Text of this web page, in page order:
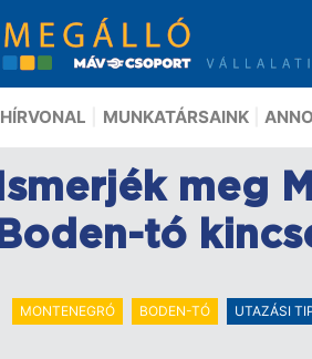
HÍRVONAL MUNKATÁRSAINK ANNO
Ismerjék meg
Boden-tó
MONTENEGRÓ BODEN-TÓ UTAZÁSI